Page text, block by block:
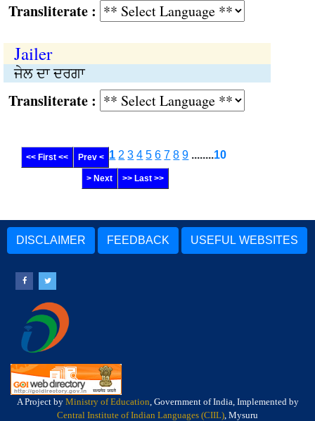
:
Jailer
ਜੇਲ ਦਾ ਦਰਗਾ
:
<< First << Prev < 1 2 3 4 5 6 7 8 9 ........10
> Next >> Last >>
DISCLAIMER FEEDBACK USEFUL WEBSITES
A Project by Ministry of Education, Government of India, Implemented by
Central Institute of Indian Languages (CIIL), Mysuru